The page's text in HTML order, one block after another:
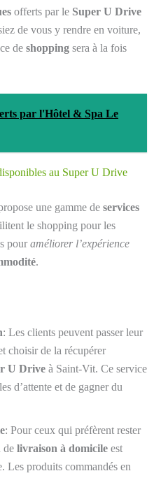
offerts par le Super U Drive
de vous y rendre en voiture,
de shopping sera à la fois
par l'Hôtel & Spa Le
au Super U Drive
une gamme de services
le shopping pour les
pour améliorer l’expérience
.
: Les clients peuvent passer leur
choisir de la récupérer
U Drive à Saint-Vit. Ce service
d’attente et de gagner du
: Pour ceux qui préfèrent rester
de livraison à domicile est
Les produits commandés en